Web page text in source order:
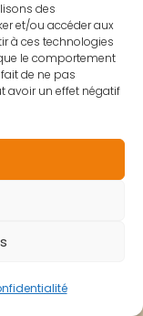
des
et/ou accéder aux
à ces technologies
le comportement
de ne pas
avoir un effet négatif